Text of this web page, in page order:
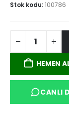
Stok kodu:100786
HEMEN
CANLI